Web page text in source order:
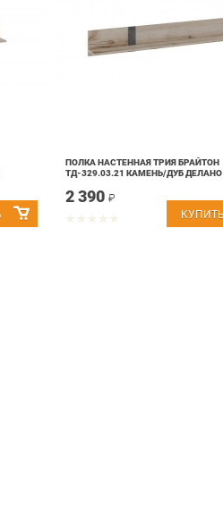
ПОЛКА НАСТЕННАЯ ТРИЯ БРАЙТОН
ТД-329.03.21 КАМЕНЬ/ДУБ ДЕЛАНО
2 390 ₽